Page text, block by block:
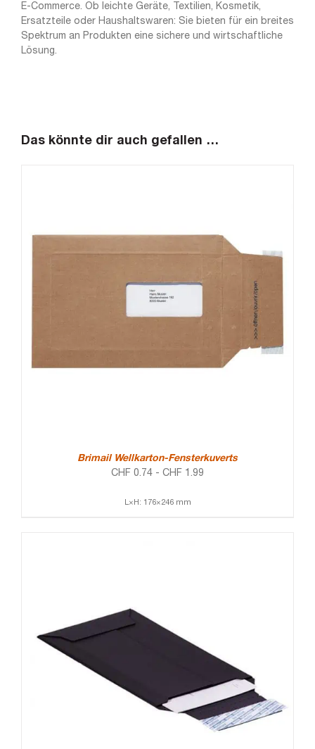
E-Commerce. Ob leichte Geräte, Textilien, Kosmetik,
Ersatzteile oder Haushaltswaren: Sie bieten für ein breites
Spektrum an Produkten eine sichere und wirtschaftliche
Lösung.
Das könnte dir auch gefallen …
Brimail Wellkarton-Fensterkuverts
CHF 0.74 - CHF 1.99
L×H: 176×246 mm